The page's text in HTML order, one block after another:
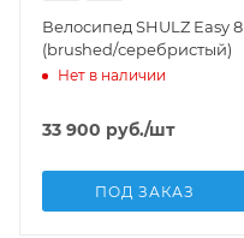
Велосипед SHULZ Easy 8
(brushed/серебристый)
Нет в наличии
33 900 руб./шт
ПОД ЗАКАЗ